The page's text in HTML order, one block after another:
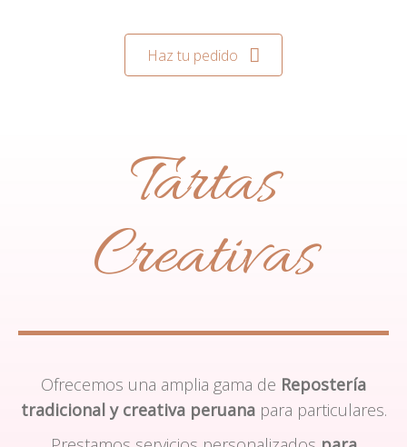
Haz tu pedido
Tartas
Creativas
Ofrecemos una amplia gama de Repostería
tradicional y creativa peruanapara particulares.